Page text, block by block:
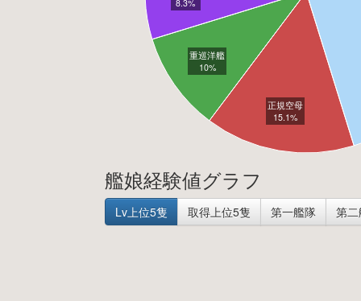
正規空母
15.1%
重巡洋艦
10%
8.3%
艦娘経験値グラフ
Lv上位5隻 取得上位5隻 第一艦隊 第